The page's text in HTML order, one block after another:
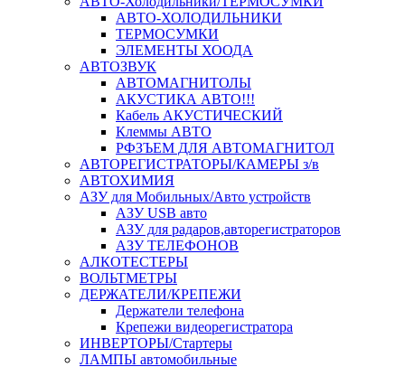
АВТО-ХОЛОДИЛЬНИКИ
ТЕРМОСУМКИ
ЭЛЕМЕНТЫ ХООДА
АВТОЗВУК
АВТОМАГНИТОЛЫ
АКУСТИКА АВТО!!!
Кабель АКУСТИЧЕСКИЙ
Клеммы АВТО
РФЗЪЕМ ДЛЯ АВТОМАГНИТОЛ
АВТОРЕГИСТРАТОРЫ/КАМЕРЫ з/в
АВТОХИМИЯ
АЗУ для Мобильных/Авто устройств
АЗУ USB авто
АЗУ для радаров,авторегистраторов
АЗУ ТЕЛЕФОНОВ
АЛКОТЕСТЕРЫ
ВОЛЬТМЕТРЫ
ДЕРЖАТЕЛИ/КРЕПЕЖИ
Держатели телефона
Крепежи видеорегистратора
ИНВЕРТОРЫ/Стартеры
ЛАМПЫ автомобильные